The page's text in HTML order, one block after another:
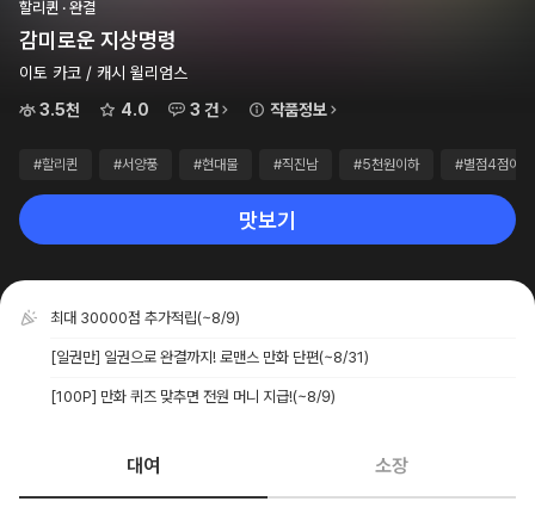
할리퀸 · 완결
감미로운 지상명령
이토 카코 / 캐시 윌리엄스
3.5천
4.0 3 건 작품정보
#할리퀸 #서양풍 #현대물 #직진남 #5천원이하 #별점4점이상
맛보기
최대 30000점 추가적립(~8/9)
[일권만] 일권으로 완결까지! 로맨스 만화 단편(~8/31)
[100P] 만화 퀴즈 맞추면 전원 머니 지급!(~8/9)
대여 소장